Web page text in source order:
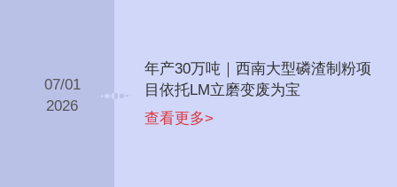
07/01
2026
年产30万吨｜西南大型磷渣制粉项
目依托LM立磨变废为宝
查看更多>